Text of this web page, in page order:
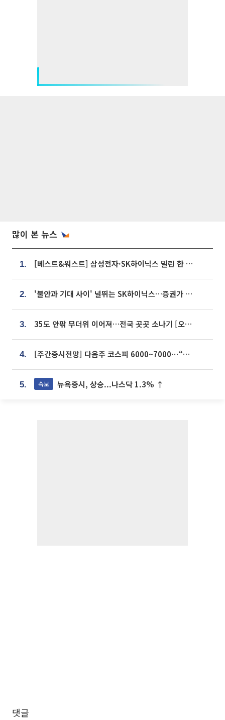
많이 본 뉴스
1. [베스트&워스트] 삼성전자·SK하이닉스 밀린 한 주…상상인증권은 85% 급등
2. '불안과 기대 사이' 널뛰는 SK하이닉스…증권가 "HBM4·LTA 기반 펀터멘털 견고"
3. 35도 안팎 무더위 이어져…전국 곳곳 소나기 [오늘 날씨]
4. [주간증시전망] 다음주 코스피 6000~7000⋯“外人 수급은 정책이 변수”
5. 속보 뉴욕증시, 상승...나스닥 1.3% ↑
댓글